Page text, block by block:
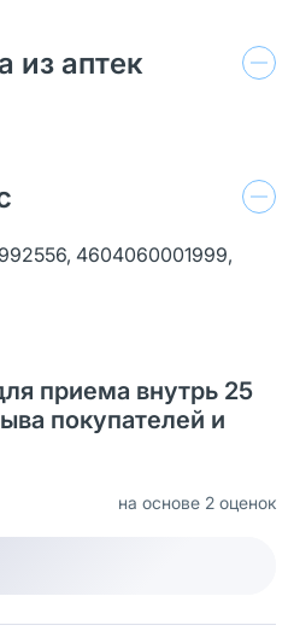
из аптек
4604060001999,
приема внутрь 25
покупателей и
на основе 2 оценок